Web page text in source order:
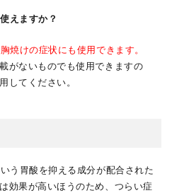
えますか？
焼けの症状にも使用できます。
がないものでも使用できますの
してください。
う胃酸を抑える成分が配合された
効果が高いほうのため、つらい症